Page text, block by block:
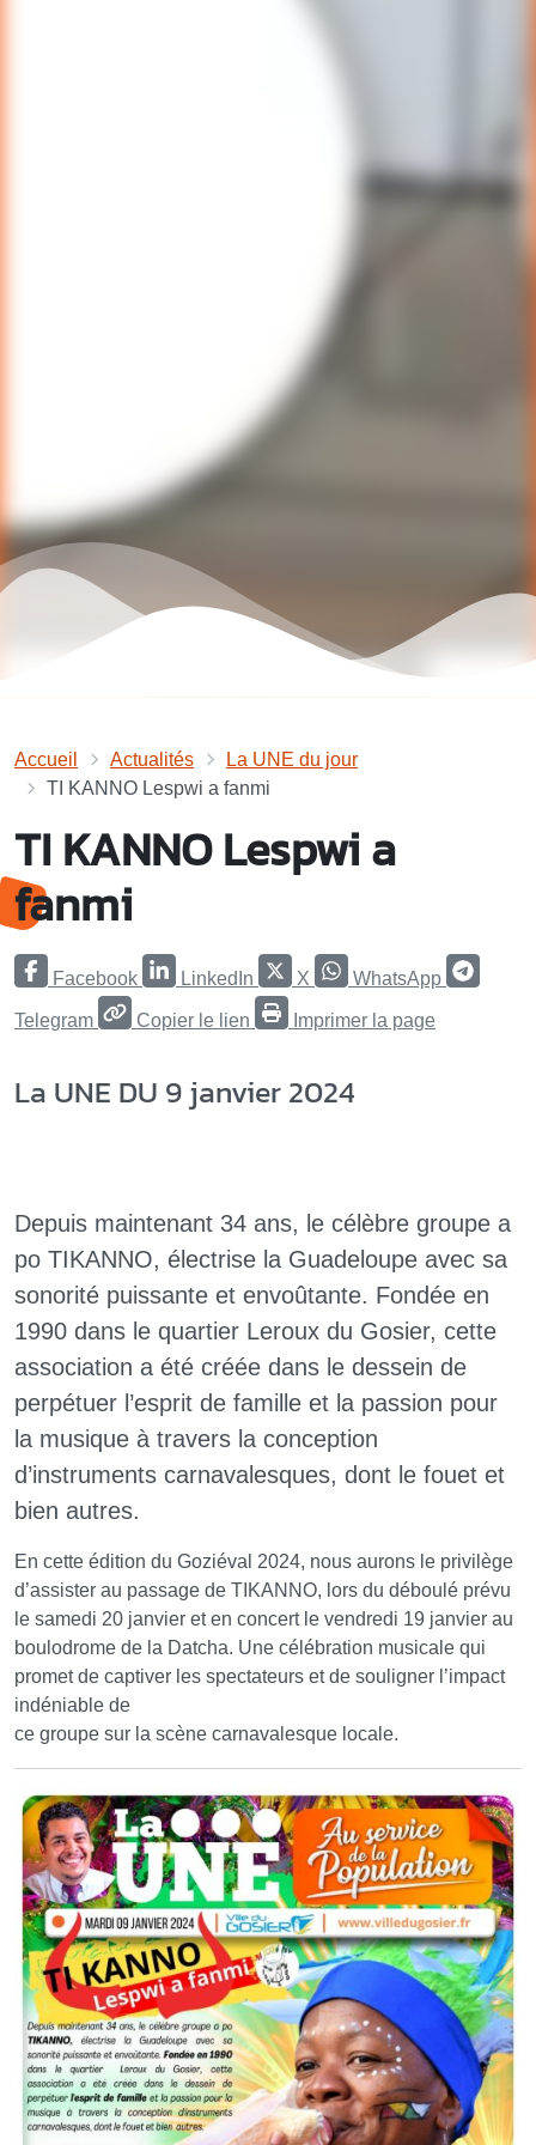
Accueil Actualités
La UNE du jour
TI KANNO Lespwi a fanmi
TI KANNO Lespwi a
fanmi
Facebook LinkedIn X WhatsApp
Telegram Copier le lien Imprimer la page
La UNE DU 9 janvier 2024
Depuis maintenant 34 ans, le célèbre groupe a
po TIKANNO, électrise la Guadeloupe avec sa
sonorité puissante et envoûtante. Fondée en
1990 dans le quartier Leroux du Gosier, cette
association a été créée dans le dessein de
perpétuer l’esprit de famille et la passion pour
la musique à travers la conception
d’instruments carnavalesques, dont le fouet et
bien autres.
En cette édition du Goziéval 2024, nous aurons le privilège
d’assister au passage de TIKANNO, lors du déboulé prévu
le samedi 20 janvier et en concert le vendredi 19 janvier au
boulodrome de la Datcha. Une célébration musicale qui
promet de captiver les spectateurs et de souligner l’impact
indéniable de
ce groupe sur la scène carnavalesque locale.